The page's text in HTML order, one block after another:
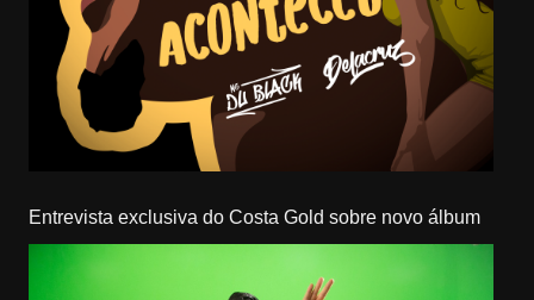
Entrevista exclusiva do Costa Gold sobre novo álbum